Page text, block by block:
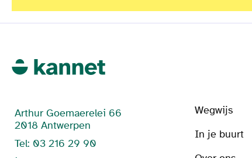
Arthur Goemaerelei 66
2018 Antwerpen
Tel: 03 216 29 90
Wegwijs
In je buurt